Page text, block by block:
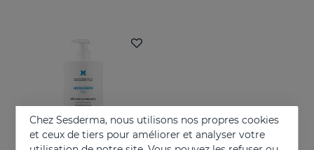
Chez Sesderma, nous utilisons nos propres cookies
et ceux de tiers pour améliorer et analyser votre